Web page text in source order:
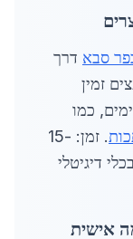
סבא דרך
זמין
כמו
. זמן: 15-
בכלי דיגיטלי